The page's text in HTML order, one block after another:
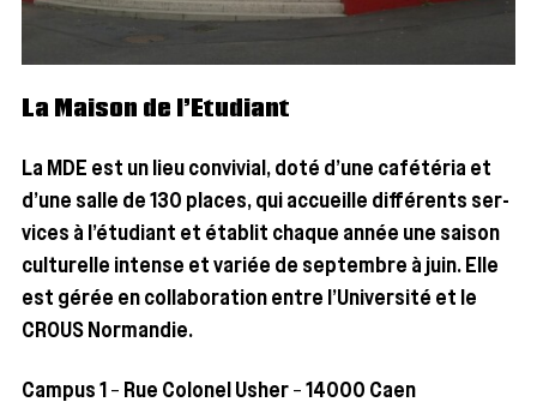
La Maison de l’Etudiant
La MDE est un lieu convi­vial, doté d’une café­té­ria et
d’une salle de 130 places, qui accueille dif­fé­rents ser­
vices à l’étudiant et éta­blit chaque année une sai­son
cultu­relle intense et variée de sep­tembre à juin. Elle
est gérée en col­la­bo­ra­tion entre l’Université et le
CROUS Normandie.
Cam­pus 1 – Rue Colo­nel Usher – 14000 Caen